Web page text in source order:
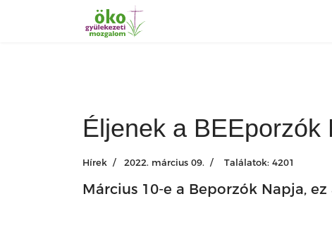
Éljenek a BEEporzók
Hírek 2022. március 09. Találatok: 4201
Március 10-e a Beporzók Napja,